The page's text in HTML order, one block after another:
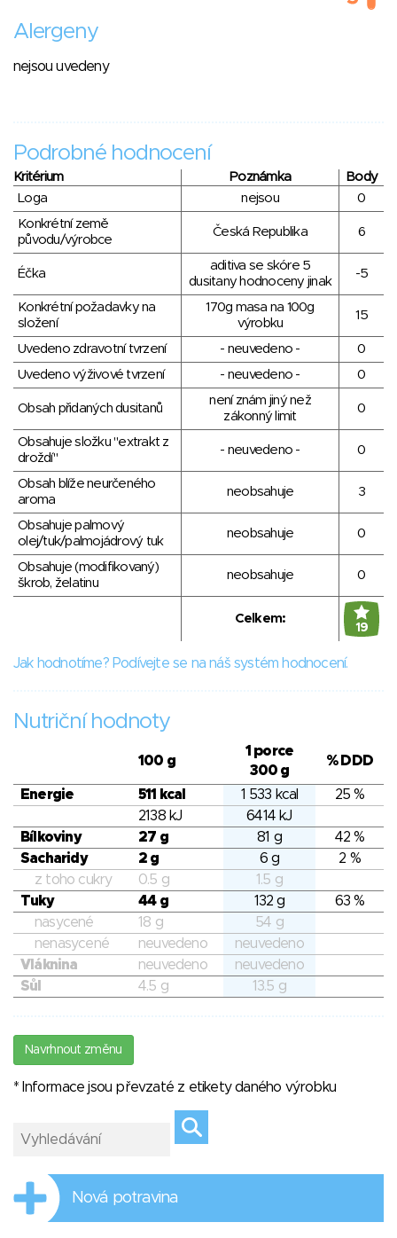
Alergeny
nejsou uvedeny
Podrobné hodnocení
Kritérium Poznámka
Body
Loga
nejsou
0
Konkrétní země
původu/výrobce
Česká Republika 6
Éčka
aditiva se skóre 5
dusitany hodnoceny jinak
-5
Konkrétní požadavky na
složení
170g masa na 100g
výrobku
15
Uvedeno zdravotní tvrzení - neuvedeno -
0
Uvedeno výživové tvrzení
- neuvedeno - 0
Obsah přidaných dusitanů
není znám jiný než
zákonný limit
0
Obsahuje složku "extrakt z
droždí"
- neuvedeno - 0
Obsah blíže neurčeného
aroma
neobsahuje 3
Obsahuje palmový
olej/tuk/palmojádrový tuk
neobsahuje 0
Obsahuje (modifikovaný)
škrob, želatinu
neobsahuje 0
Celkem:
19
Jak hodnotíme? Podívejte se na náš systém hodnocení.
Nutriční hodnoty
100 g
1 porce
300 g
% DDD
Energie 511 kcal 1 533 kcal
25 %
2138 kJ
6414 kJ
Bílkoviny
27 g 81 g
42 %
Sacharidy
2 g 6 g
2 %
z toho cukry
0.5 g
1.5 g
Tuky
44 g 132 g
63 %
nasycené
18 g
54 g
nenasycené
neuvedeno
neuvedeno
Vláknina
neuvedeno
neuvedeno
Sůl
4.5 g 13.5 g
Navrhnout změnu
* Informace jsou převzaté z etikety daného výrobku
Nová potravina